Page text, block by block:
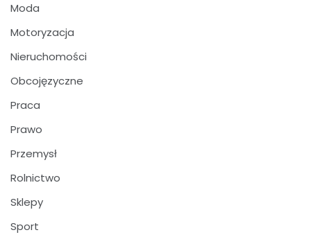
Moda
Motoryzacja
Nieruchomości
Obcojęzyczne
Praca
Prawo
Przemysł
Rolnictwo
Sklepy
Sport